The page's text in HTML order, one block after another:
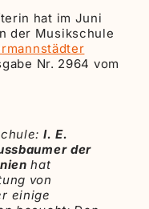
hat im Juni
der Musikschule
Nr. 2964 vom
I. E.
der
hat
von
einige